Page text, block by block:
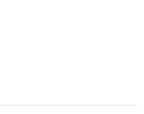
o usmrtitvi je odvetnica
dve uri pred